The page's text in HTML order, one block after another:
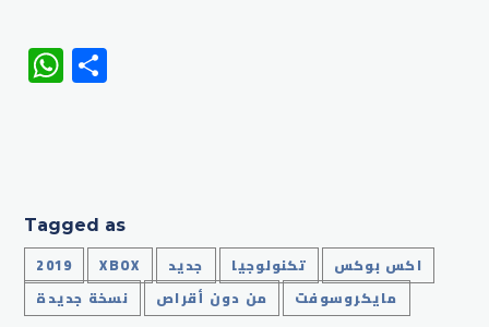
WhatsApp
Tagged as
2019 XBOX اكس بوكس تكنولوجيا
جديد
مايكروسوفت
من دون أقراص نسخة جديدة